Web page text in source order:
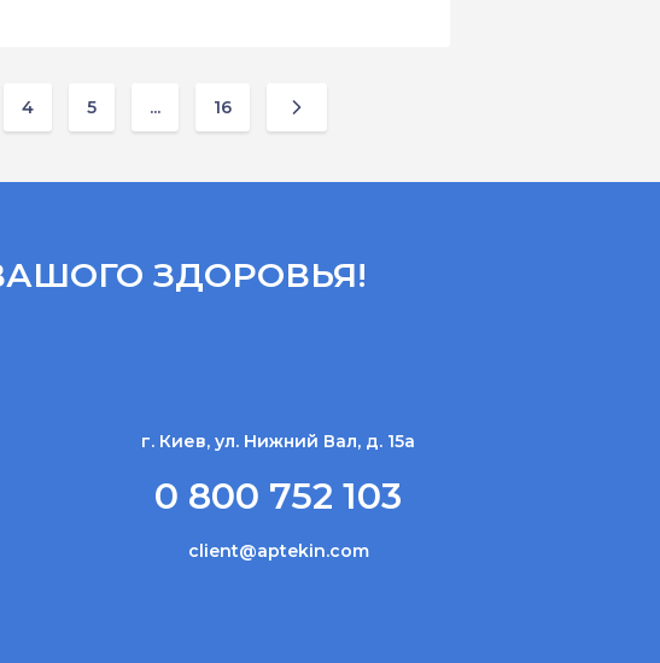
4 5 ... 16
ЗДОРОВЬЯ!
г. Киев, ул. Нижний Вал, д. 15а
0 800 752 103
client@aptekin.com